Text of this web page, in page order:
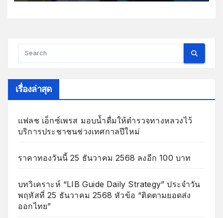
เรื่องล่าสุด
แฟลช เอ็กซ์เพรส มอบน้ำดื่มให้ตำรวจทางหลวงไว้
บริการประชาชนช่วงเทศกาลปีใหม่
ราคาทองวันนี้ 25 ธันวาคม 2568 ลงอีก 100 บาท
บทวิเคราะห์ “LIB Guide Daily Strategy” ประจำวัน
พฤหัสที่ 25 ธันวาคม 2568 หัวข้อ “ติดตามยอดส่ง
ออกไทย”